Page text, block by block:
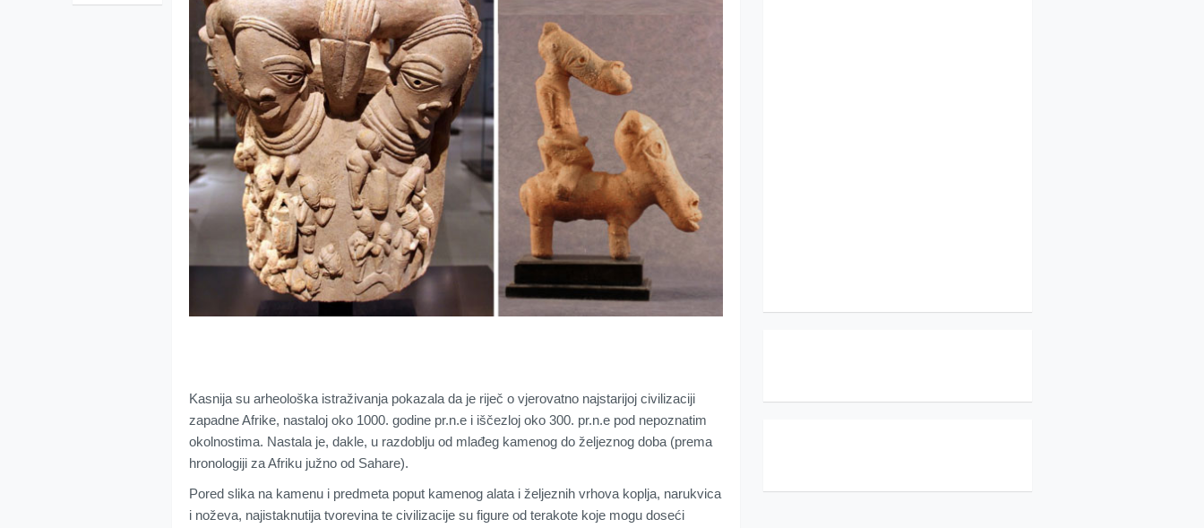
Kasnija su arheološka istraživanja pokazala da je riječ o vjerovatno najstarijoj civilizaciji
zapadne Afrike, nastaloj oko 1000. godine pr.n.e i iščezloj oko 300. pr.n.e pod nepoznatim
okolnostima. Nastala je, dakle, u razdoblju od mlađeg kamenog do željeznog doba (prema
hronologiji za Afriku južno od Sahare).
Pored slika na kamenu i predmeta poput kamenog alata i željeznih vrhova koplja, narukvica
i noževa, najistaknutija tvorevina te civilizacije su figure od terakote koje mogu doseći